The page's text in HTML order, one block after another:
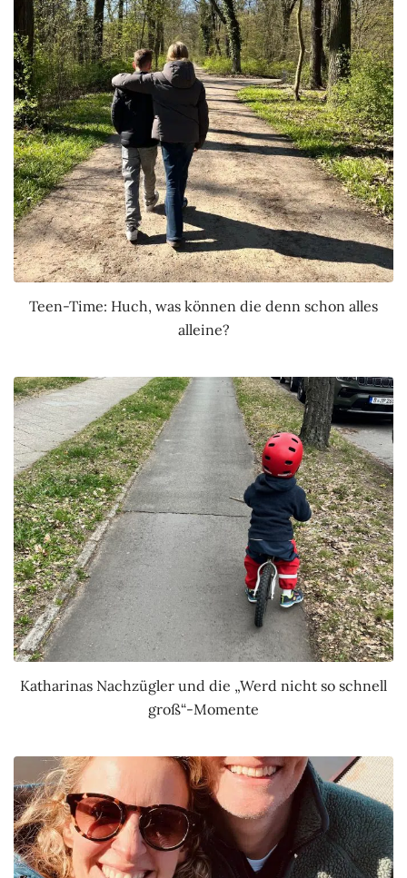
Teen-Time: Huch, was können die denn schon alles
alleine?
Katharinas Nachzügler und die „Werd nicht so schnell
groß“-Momente